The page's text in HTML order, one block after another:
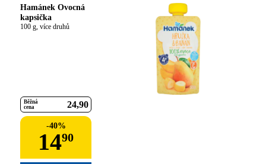
Hamánek Ovocná
kapsička
100 g, více druhů
Běžná
cena
24 90
-40%
1490